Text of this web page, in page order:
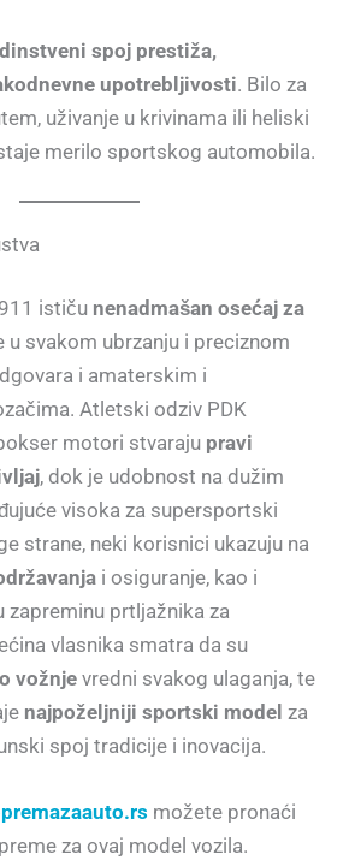
spoj prestiža,
upotrebljivosti. Bilo za
uživanje u krivinama ili heliski
merilo sportskog automobila.
ističu nenadmašan osećaj za
u svakom ubrzanju i preciznom
i amaterskim i
Atletski odziv PDK
motori stvaraju pravi
, dok je udobnost na dužim
visoka za supersportski
strane, neki korisnici ukazuju na
i osiguranje, kao i
zapreminu prtljažnika za
vlasnika smatra da su
vožnje vredni svakog ulaganja, te
najpoželjniji sportski model za
spoj tradicije i inovacija.
možete pronaći
za ovaj model vozila.